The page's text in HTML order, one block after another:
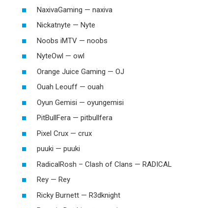
NaxivaGaming — naxiva
Nickatnyte — Nyte
Noobs iMTV — noobs
NyteOwl — owl
Orange Juice Gaming — OJ
Ouah Leouff — ouah
Oyun Gemisi — oyungemisi
PitBullFera — pitbullfera
Pixel Crux — crux
puuki — puuki
RadicalRosh – Clash of Clans — RADICAL
Rey — Rey
Ricky Burnett — R3dknight